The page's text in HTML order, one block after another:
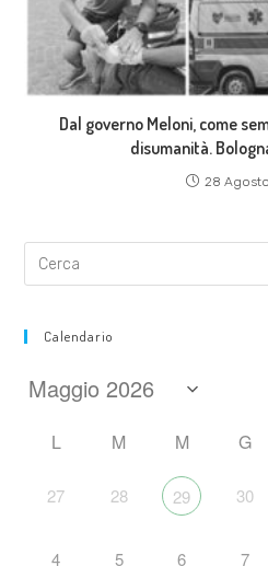
Dal governo Meloni, come
disumanità.
28
Calendario
L M M G
27 28 29 30
4 5 6 7